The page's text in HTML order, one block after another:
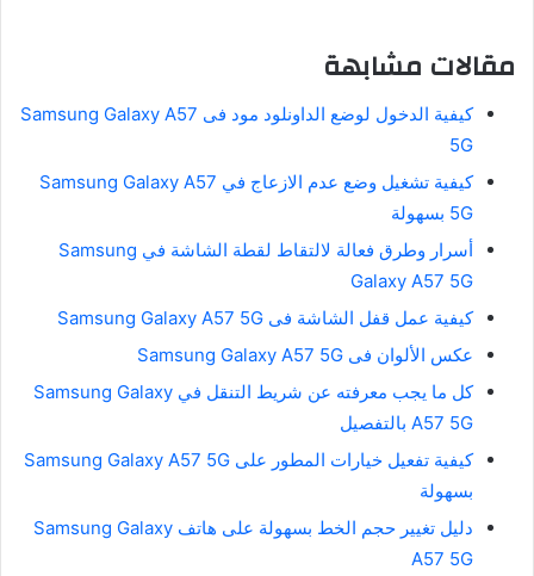
مقالات مشابهة
كيفية الدخول لوضع الداونلود مود فى Samsung Galaxy A57
5G
كيفية تشغيل وضع عدم الازعاج في Samsung Galaxy A57
5G بسهولة
أسرار وطرق فعالة لالتقاط لقطة الشاشة في Samsung
Galaxy A57 5G
كيفية عمل قفل الشاشة فى Samsung Galaxy A57 5G
عكس الألوان فى Samsung Galaxy A57 5G
كل ما يجب معرفته عن شريط التنقل في Samsung Galaxy
A57 5G بالتفصيل
كيفية تفعيل خيارات المطور على Samsung Galaxy A57 5G
بسهولة
دليل تغيير حجم الخط بسهولة على هاتف Samsung Galaxy
A57 5G